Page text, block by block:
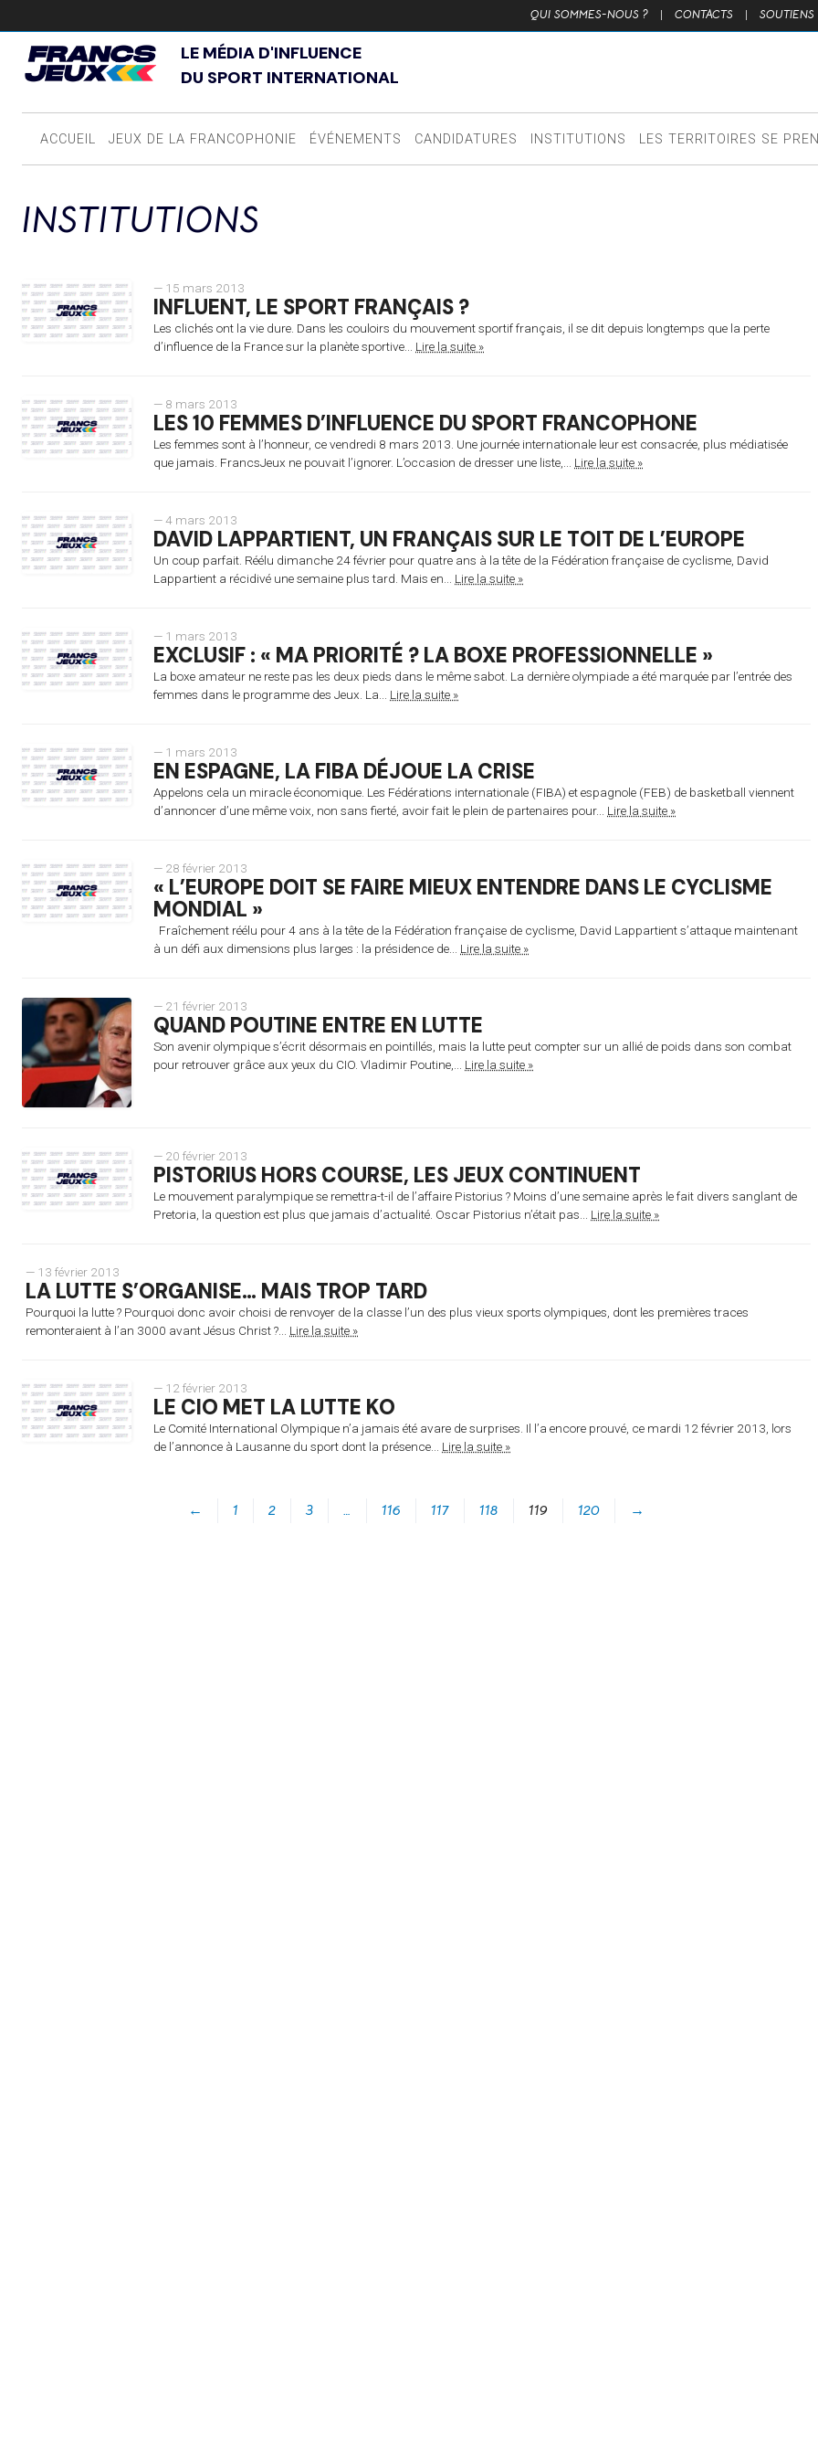
QUI SOMMES-NOUS ? | CONTACTS | SOUTIENS
LE MÉDIA D'INFLUENCE
DU SPORT INTERNATIONAL
ACCUEIL JEUX DE LA FRANCOPHONIE ÉVÉNEMENTS CANDIDATURES INSTITUTIONS LES TERRITOIRES SE
INSTITUTIONS
— 15 mars 2013
INFLUENT, LE SPORT FRANÇAIS ?
Les clichés ont la vie dure. Dans les couloirs du mouvement sportif français, il se dit depuis longtemps que la perte
d’influence de la France sur la planète sportive... Lire la suite »
— 8 mars 2013
LES 10 FEMMES D’INFLUENCE DU SPORT FRANCOPHONE
Les femmes sont à l’honneur, ce vendredi 8 mars 2013. Une journée internationale leur est consacrée, plus médiatisée
que jamais. FrancsJeux ne pouvait l’ignorer. L’occasion de dresser une liste,... Lire la suite »
— 4 mars 2013
DAVID LAPPARTIENT, UN FRANÇAIS SUR LE TOIT DE L’EUROPE
Un coup parfait. Réélu dimanche 24 février pour quatre ans à la tête de la Fédération française de cyclisme, David
Lappartient a récidivé une semaine plus tard. Mais en... Lire la suite »
— 1 mars 2013
EXCLUSIF : « MA PRIORITÉ ? LA BOXE PROFESSIONNELLE »
La boxe amateur ne reste pas les deux pieds dans le même sabot. La dernière olympiade a été marquée par l’entrée des
femmes dans le programme des Jeux. La... Lire la suite »
— 1 mars 2013
EN ESPAGNE, LA FIBA DÉJOUE LA CRISE
Appelons cela un miracle économique. Les Fédérations internationale (FIBA) et espagnole (FEB) de basketball viennent
d’annoncer d’une même voix, non sans fierté, avoir fait le plein de partenaires pour... Lire la suite »
— 28 février 2013
« L’EUROPE DOIT SE FAIRE MIEUX ENTENDRE DANS LE CYCLISME
MONDIAL »
Fraîchement réélu pour 4 ans à la tête de la Fédération française de cyclisme, David Lappartient s’attaque maintenant
à un défi aux dimensions plus larges : la présidence de... Lire la suite »
— 21 février 2013
QUAND POUTINE ENTRE EN LUTTE
Son avenir olympique s’écrit désormais en pointillés, mais la lutte peut compter sur un allié de poids dans son combat
pour retrouver grâce aux yeux du CIO. Vladimir Poutine,... Lire la suite »
— 20 février 2013
PISTORIUS HORS COURSE, LES JEUX CONTINUENT
Le mouvement paralympique se remettra-t-il de l’affaire Pistorius ? Moins d’une semaine après le fait divers sanglant de
Pretoria, la question est plus que jamais d’actualité. Oscar Pistorius n’était pas... Lire la suite »
— 13 février 2013
LA LUTTE S’ORGANISE… MAIS TROP TARD
Pourquoi la lutte ? Pourquoi donc avoir choisi de renvoyer de la classe l’un des plus vieux sports olympiques, dont les premières traces
remonteraient à l’an 3000 avant Jésus Christ ?... Lire la suite »
— 12 février 2013
LE CIO MET LA LUTTE KO
Le Comité International Olympique n’a jamais été avare de surprises. Il l’a encore prouvé, ce mardi 12 février 2013, lors
de l’annonce à Lausanne du sport dont la présence... Lire la suite »
← 1 2 3 … 116 117 118 119 120 →